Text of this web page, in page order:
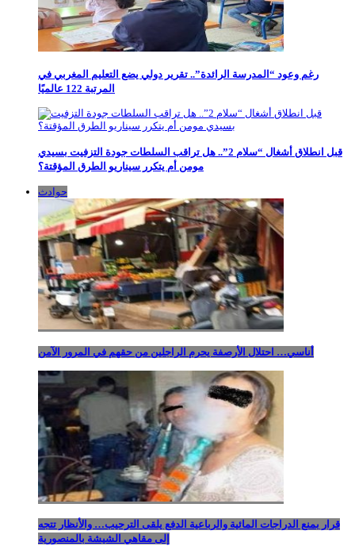
رغم وعود “المدرسة الرائدة”.. تقرير دولي يضع التعليم المغربي في
المرتبة 122 عالميًا
قبل انطلاق أشغال “سلام 2”.. هل تراقب السلطات جودة التزفيت بسيدي
مومن أم يتكرر سيناريو الطرق المؤقتة؟
حوادث
أناسي… احتلال الأرصفة يحرم الراجلين من حقهم في المرور الآمن
قرار بمنع الدراجات المائية والرباعية الدفع يلقى الترحيب… والأنظار تتجه
إلى مقاهي الشيشة بالمنصورية